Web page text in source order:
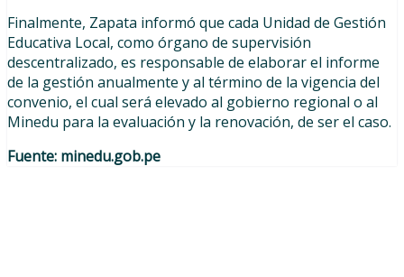
Finalmente, Zapata informó que cada Unidad de Gestión
Educativa Local, como órgano de supervisión
descentralizado, es responsable de elaborar el informe
de la gestión anualmente y al término de la vigencia del
convenio, el cual será elevado al gobierno regional o al
Minedu para la evaluación y la renovación, de ser el caso.
Fuente: minedu.gob.pe